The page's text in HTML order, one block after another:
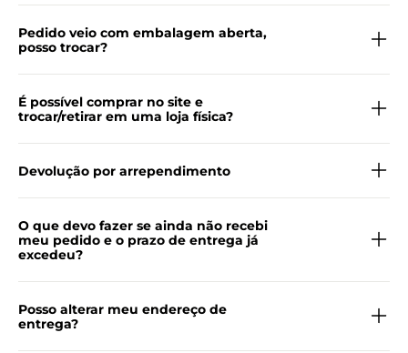
Pedido veio com embalagem aberta,
posso trocar?
É possível comprar no site e
trocar/retirar em uma loja física?
Devolução por arrependimento
O que devo fazer se ainda não recebi
meu pedido e o prazo de entrega já
excedeu?
Posso alterar meu endereço de
entrega?